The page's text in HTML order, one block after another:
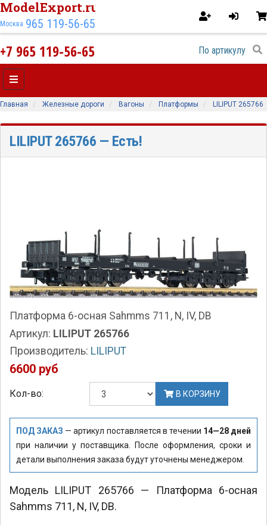
ModelExport.ru
Москва 965 119-56-65
+7 965 119-56-65
Главная Железные дороги Вагоны Платформы LILIPUT 265766
LILIPUT 265766 — Есть!
Платформа 6-осная Sahmms 711, N, IV, DB
Артикул: LILIPUT 265766
Производитель: LILIPUT
6600 руб
Кол-во: В КОРЗИНУ
ПОД ЗАКАЗ — артикул поставляется в течении 14—28 дней
при наличии у поставщика. После оформления, сроки и
детали выполнения заказа будут уточнены менеджером.
Модель LILIPUT 265766 — Платформа 6-осная
Sahmms 711, N, IV, DB.